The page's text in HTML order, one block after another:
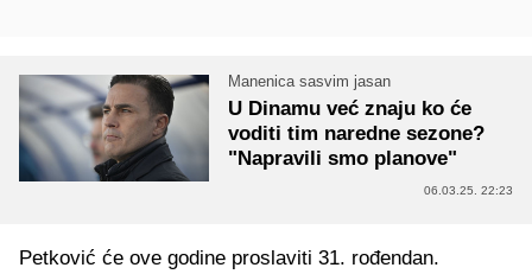
Manenica sasvim jasan
U Dinamu već znaju ko će
voditi tim naredne sezone?
"Napravili smo planove"
06.03.25. 22:23
Petković će ove godine proslaviti 31. rođendan.